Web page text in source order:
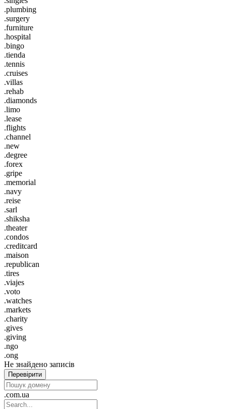
.plumbing
.surgery
.furniture
.hospital
.bingo
.tienda
.tennis
.cruises
.villas
.rehab
.diamonds
.limo
.lease
.flights
.channel
.new
.degree
.forex
.gripe
.memorial
.navy
.reise
.sarl
.shiksha
.theater
.condos
.creditcard
.maison
.republican
.tires
.viajes
.voto
.watches
.markets
.charity
.gives
.giving
.ngo
.ong
Не знайдено записів
Перевірити
.com.ua